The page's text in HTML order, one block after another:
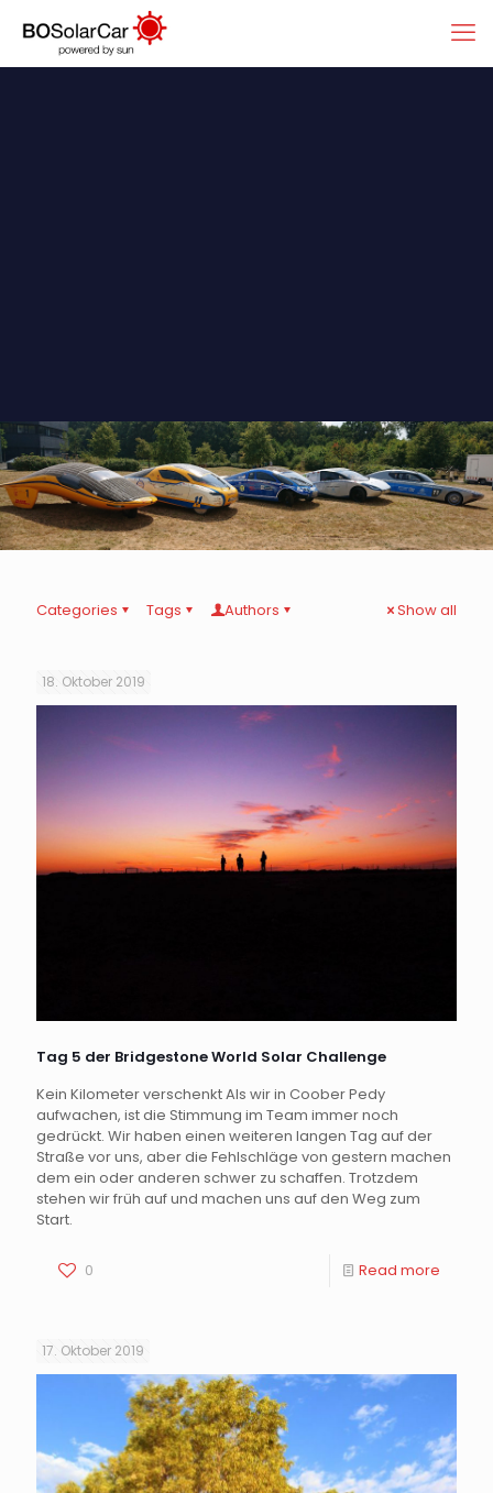
Categories Tags Authors Show all
18. Oktober 2019
Tag 5 der Bridgestone World Solar Challenge
Kein Kilometer verschenkt Als wir in Coober Pedy
aufwachen, ist die Stimmung im Team immer noch
gedrückt. Wir haben einen weiteren langen Tag auf der
Straße vor uns, aber die Fehlschläge von gestern machen
dem ein oder anderen schwer zu schaffen. Trotzdem
stehen wir früh auf und machen uns auf den Weg zum
Start.
0 Read more
17. Oktober 2019